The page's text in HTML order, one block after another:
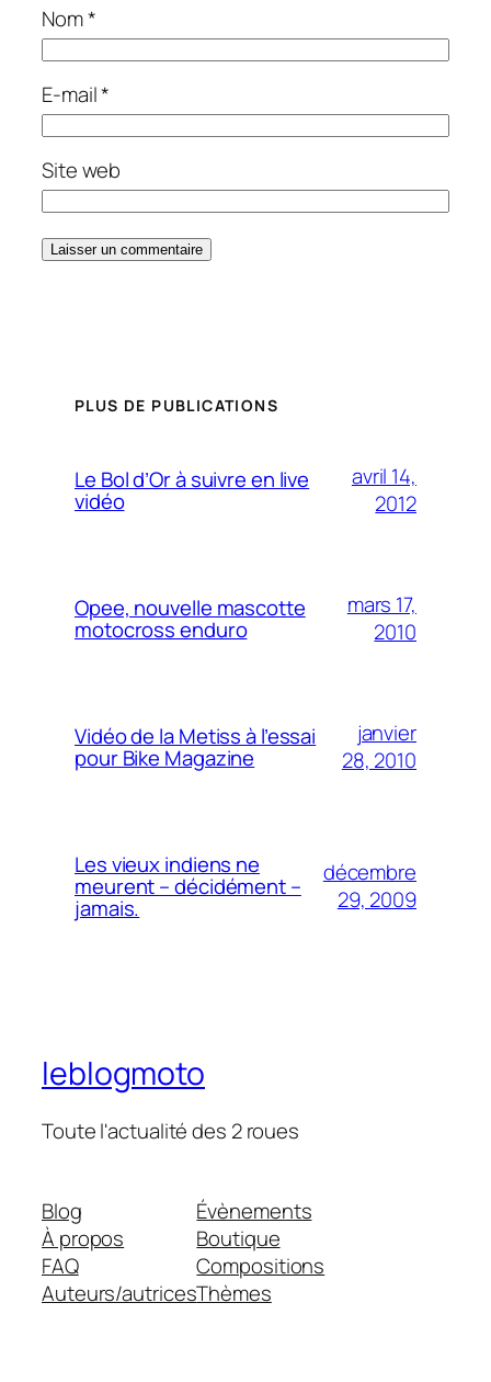
Nom*
E-mail*
Site web
PLUS DE PUBLICATIONS
Le Bol d’Or à suivre en live
vidéo
avril 14,
2012
Opee, nouvelle mascotte
motocross enduro
mars 17,
2010
Vidéo de la Metiss à l’essai
pour Bike Magazine
janvier
28, 2010
Les vieux indiens ne
meurent – décidément –
jamais.
décembre
29, 2009
leblogmoto
Toute l'actualité des 2 roues
Blog
À propos
FAQ
Auteurs/autrices
Évènements
Boutique
Compositions
Thèmes